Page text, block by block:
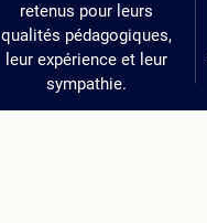
retenus pour leurs
qualités pédagogiques,
leur expérience et leur
sympathie.